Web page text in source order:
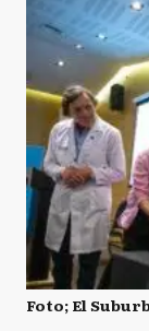
Foto; El